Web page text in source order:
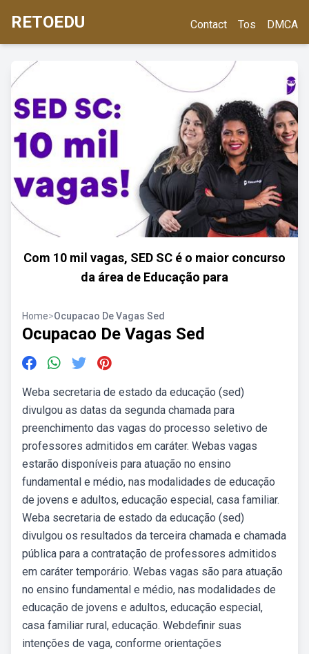
RETOEDU Contact Tos DMCA
Com 10 mil vagas, SED SC é o maior concurso
da área de Educação para
Home>Ocupacao De Vagas Sed
Ocupacao De Vagas Sed
Weba secretaria de estado da educação (sed)
divulgou as datas da segunda chamada para
preenchimento das vagas do processo seletivo de
professores admitidos em caráter. Webas vagas
estarão disponíveis para atuação no ensino
fundamental e médio, nas modalidades de educação
de jovens e adultos, educação especial, casa familiar.
Weba secretaria de estado da educação (sed)
divulgou os resultados da terceira chamada e chamada
pública para a contratação de professores admitidos
em caráter temporário. Webas vagas são para atuação
no ensino fundamental e médio, nas modalidades de
educação de jovens e adultos, educação especial,
casa familiar rural, educação. Webdefinir suas
intenções de vaga, conforme orientações